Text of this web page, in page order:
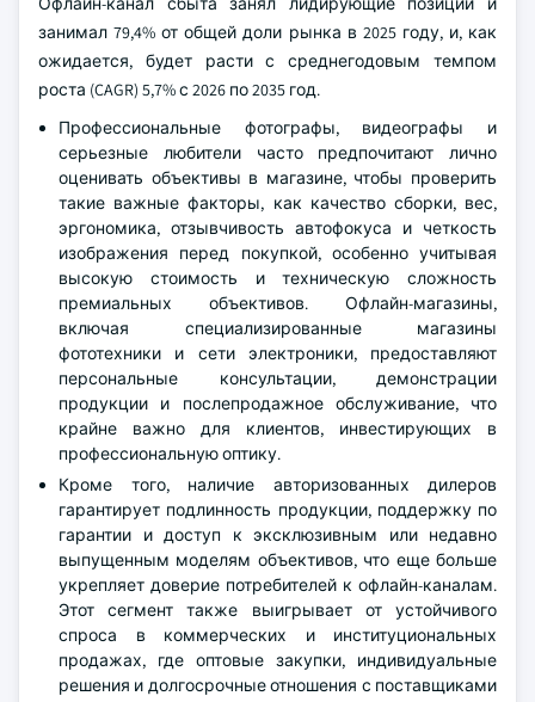
занимал 79,4% от общей доли рынка в 2025 году, и, как
ожидается, будет расти с среднегодовым темпом
роста (CAGR) 5,7% с 2026 по 2035 год.
Профессиональные фотографы, видеографы и
серьезные любители часто предпочитают лично
оценивать объективы в магазине, чтобы проверить
такие важные факторы, как качество сборки, вес,
эргономика, отзывчивость автофокуса и четкость
изображения перед покупкой, особенно учитывая
высокую стоимость и техническую сложность
премиальных объективов. Офлайн-магазины,
включая специализированные магазины
фототехники и сети электроники, предоставляют
персональные консультации, демонстрации
продукции и послепродажное обслуживание, что
крайне важно для клиентов, инвестирующих в
профессиональную оптику.
Кроме того, наличие авторизованных дилеров
гарантирует подлинность продукции, поддержку по
гарантии и доступ к эксклюзивным или недавно
выпущенным моделям объективов, что еще больше
укрепляет доверие потребителей к офлайн-каналам.
Этот сегмент также выигрывает от устойчивого
спроса в коммерческих и институциональных
продажах, где оптовые закупки, индивидуальные
решения и долгосрочные отношения с поставщиками